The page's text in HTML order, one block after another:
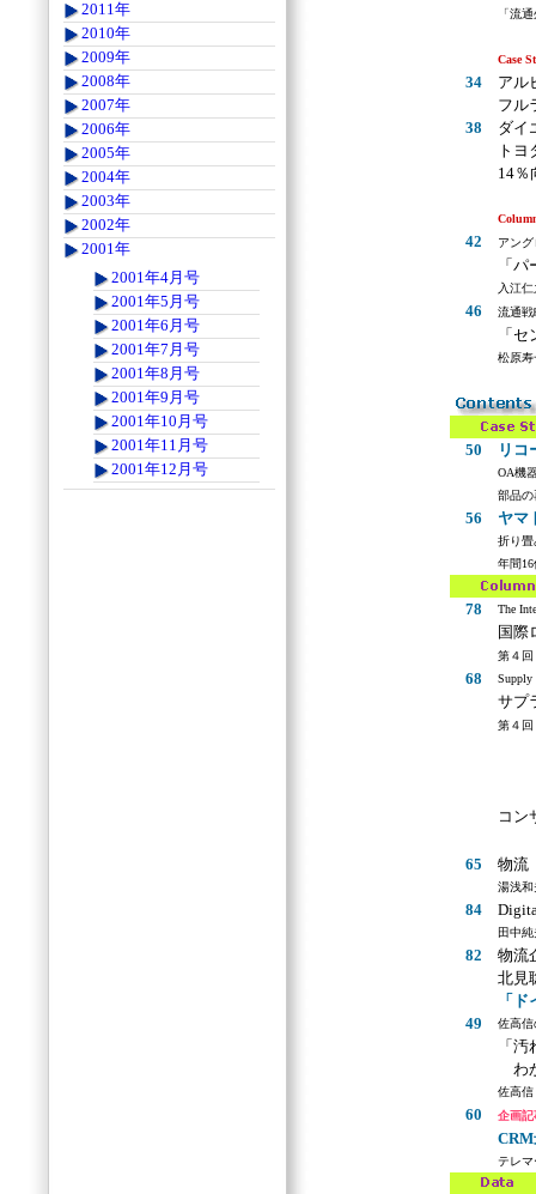
「流
Case
34
ア
フル
38
ダイ
ト
14％
42 アン
「
入江
46 流通
「
松原
50 リ
OA機
部品の
56 ヤマ
折り畳
年間
78 The
国際
第４回
68
Supply
サプ
第４回
コン
65 物流
湯浅
84
田中
82
物
北見
「
49
佐高信
「
わ
佐高
60 企画記
テレ
2011年
2010年
2009年
2008年
2007年
2006年
2005年
2004年
2003年
2002年
2001年
2001年4月号
2001年5月号
2001年6月号
2001年7月号
2001年8月号
2001年9月号
2001年10月号
2001年11月号
2001年12月号